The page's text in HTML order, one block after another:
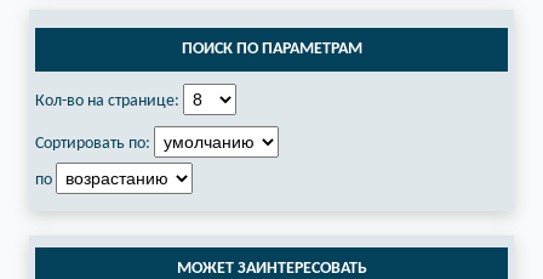
ПОИСК ПО ПАРАМЕТРАМ
Кол-во на странице:
Сортировать по:
по
МОЖЕТ ЗАИНТЕРЕСОВАТЬ